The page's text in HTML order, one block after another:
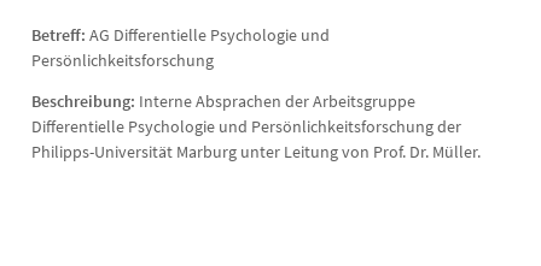
Betreff: AG Differentielle Psychologie und
Persönlichkeitsforschung
Beschreibung: Interne Absprachen der Arbeitsgruppe
Differentielle Psychologie und Persönlichkeitsforschung der
Philipps-Universität Marburg unter Leitung von Prof. Dr. Müller.